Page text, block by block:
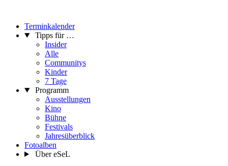
Terminkalender
Tipps für …
Insider
Alle
Communitys
Kinder
7 Tage
Programm
Ausstellungen
Kino
Bühne
Festivals
Jahresüberblick
Fotoalben
Über eSeL